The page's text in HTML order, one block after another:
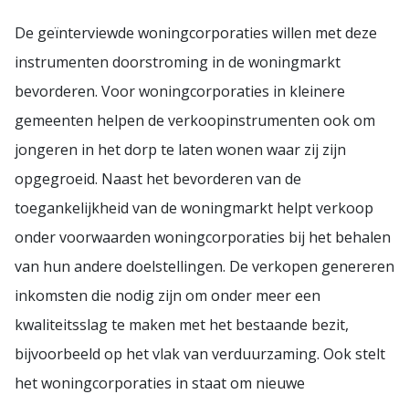
De geïnterviewde woningcorporaties willen met deze
instrumenten doorstroming in de woningmarkt
bevorderen. Voor woningcorporaties in kleinere
gemeenten helpen de verkoopinstrumenten ook om
jongeren in het dorp te laten wonen waar zij zijn
opgegroeid. Naast het bevorderen van de
toegankelijkheid van de woningmarkt helpt verkoop
onder voorwaarden woningcorporaties bij het behalen
van hun andere doelstellingen. De verkopen genereren
inkomsten die nodig zijn om onder meer een
kwaliteitsslag te maken met het bestaande bezit,
bijvoorbeeld op het vlak van verduurzaming. Ook stelt
het woningcorporaties in staat om nieuwe